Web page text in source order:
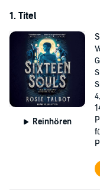
Sixteen-year-old Charlie
(again), and he's a seer-
England, and all his
To make matters
mysteriously vanishing
Charlie is determined
seer in town, expects
responsible and
but to face the
boys must be willing to
adversary will stop at
1. Titel
Reinhören